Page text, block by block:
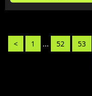
< 1 ... 52 53